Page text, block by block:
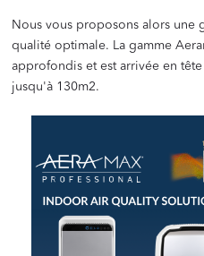
Nous vous proposons alors une
qualité optimale. La gamme
approfondis et est arrivée en
jusqu'à 130m2.